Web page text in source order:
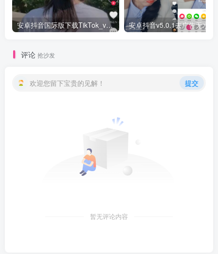
安卓抖音国际版下载TikTok_v18.5.6.0版本
评论 抢沙发
欢迎您留下宝贵的见解！ 提交
暂无评论内容